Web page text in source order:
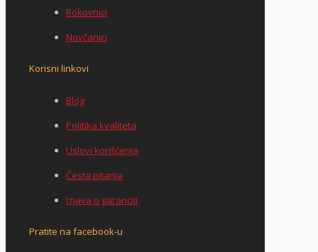
Rokovnici
Novčanici
Korisni linkovi
Blog
Politika kvaliteta
Uslovi korišćenja
Česta pitanja
Izjava o garanciji
Pratite na facebook-u